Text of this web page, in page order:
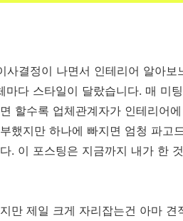
사결정이 나면서 인테리어 알아
마다 스타일이 달랐습니다. 매 미
할수록 업체관계자가 인테리어
했지만 하나에 빠지면 엄청 파고
. 이 포스팅은 지금까지 내가 한
만 제일 크게 자리잡는건 아마